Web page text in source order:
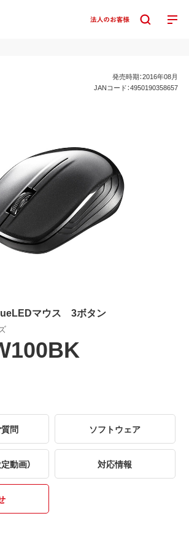
発売時期：2016年08月
JANコード：4950190358657
マウス 3ボタン
問 ソフトウェア
動画） 対応情報